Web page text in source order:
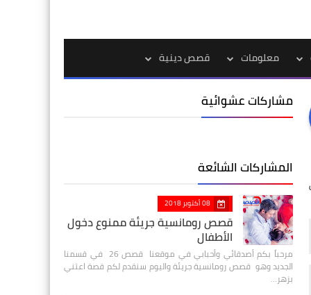
معلومات قصص دينية
مشاركات عشوائية
المشاركات الشائعة
08 أكتوبر 2018
قصص رومانسية جريئة ممنوع دخول
الأطفال
مرحباً بكم أصدقائي وأحبابي في موقعنا قصص 26 في قسمنا
الجديد وهو قصص رومانسية جريئة واليوم سنقدم لكم قصة اعتني
بزهر…